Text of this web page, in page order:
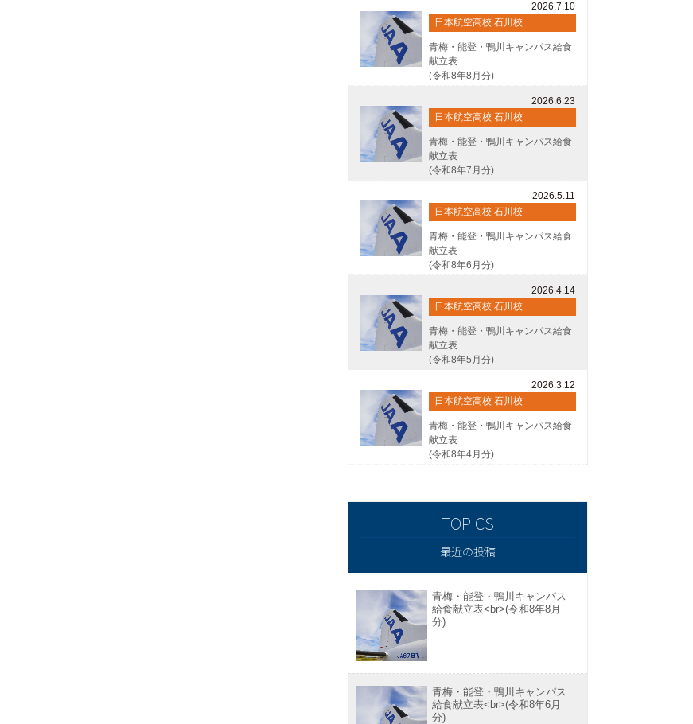
2026.7.10
日本航空高校 石川校
青梅・能登・鴨川キャンパス給食
献立表
(令和8年8月分)
2026.6.23
日本航空高校 石川校
青梅・能登・鴨川キャンパス給食
献立表
(令和8年7月分)
2026.5.11
日本航空高校 石川校
青梅・能登・鴨川キャンパス給食
献立表
(令和8年6月分)
2026.4.14
日本航空高校 石川校
青梅・能登・鴨川キャンパス給食
献立表
(令和8年5月分)
2026.3.12
日本航空高校 石川校
青梅・能登・鴨川キャンパス給食
献立表
(令和8年4月分)
最近の投稿
青梅・能登・鴨川キャンパス
給食献立表<br>(令和8年8月
分)
青梅・能登・鴨川キャンパス
給食献立表<br>(令和8年6月
分)